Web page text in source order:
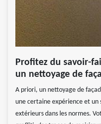
Profitez du savoir-
un nettoyage de
A priori, un nettoyage de
une certaine expérience et
extérieurs dans les normes.